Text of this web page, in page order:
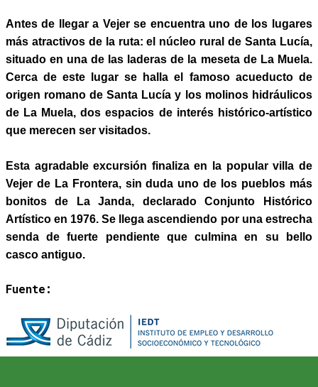
Antes de llegar a Vejer se encuentra uno de los lugares
más atractivos de la ruta:el núcleo rural de Santa Lucía,
situado en una de las laderas de la meseta de La Muela.
Cerca de este lugar se halla el famoso acueducto de
origen romanode Santa Lucía y los molinos hidráulicos
de La Muela, dos espacios de interés histórico-artístico
que merecen ser visitados.
Esta agradable excursión finaliza en la popular villa de
Vejer de La Frontera, sinduda uno de los pueblos más
bonitos de La Janda, declarado Conjunto Histórico
Artístico en 1976. Se llega ascendiendo por una estrecha
senda de fuerte pendiente que culmina en su bello
casco antiguo.
Fuente: